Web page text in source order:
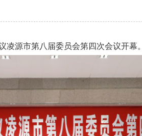
凌源市第八届委员会第四次会议开幕。